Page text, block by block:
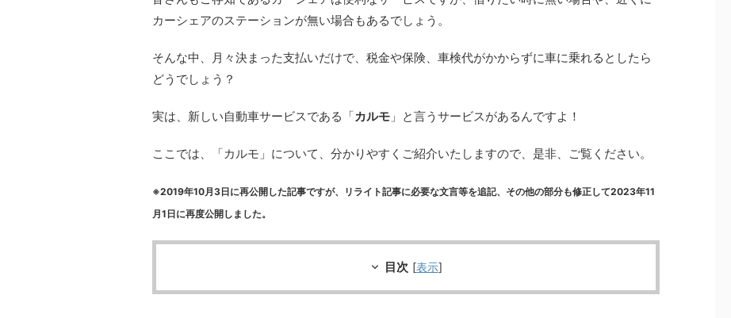
カーシェアのステーションが無い場合もあるでしょう。
そんな中、月々決まった支払いだけで、税金や保険、車検代がかからずに車に乗れるとしたら
どうでしょう？
実は、新しい自動車サービスである「カルモ 」と言うサービスがあるんですよ！
ここでは、「カルモ」について、分かりやすくご紹介いたしますので、是非、ご覧ください。
※2019年10月3日に再公開した記事ですが、リライト記事に必要な文言等を追記、その他の部分も修正して2023年11
月1日に再度公開しました。
目次 [表示]